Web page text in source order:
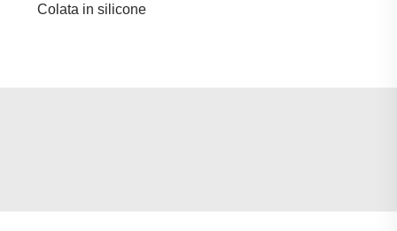
Colata in silicone